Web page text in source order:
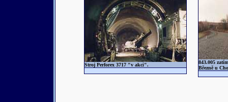
Stroj Perforex 3717 "v akci".
843.005
Březně u